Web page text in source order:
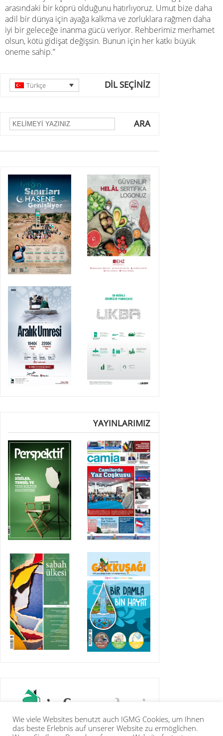
arasındaki bir köprü olduğunu hatırlıyoruz. Umut bize daha
adil bir dünya için ayağa kalkma ve zorluklara rağmen daha
iyi bir geleceğe inanma gücü veriyor. Rehberimiz merhamet
olsun, kötü gidişat değişsin. Bunun için her katkı büyük
öneme sahip.”
DİL SEÇİNİZ
Türkçe
ARA
YAYINLARIMIZ
Wie viele Websites benutzt auch IGMG Cookies, um Ihnen
das beste Erlebnis auf unserer Website zu ermöglichen.